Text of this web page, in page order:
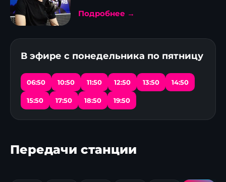
Подробнее →
В эфире с понедельника по пятницу
06:50 10:50 11:50 12:50 13:50 14:50
15:50 17:50 18:50 19:50
Передачи станции